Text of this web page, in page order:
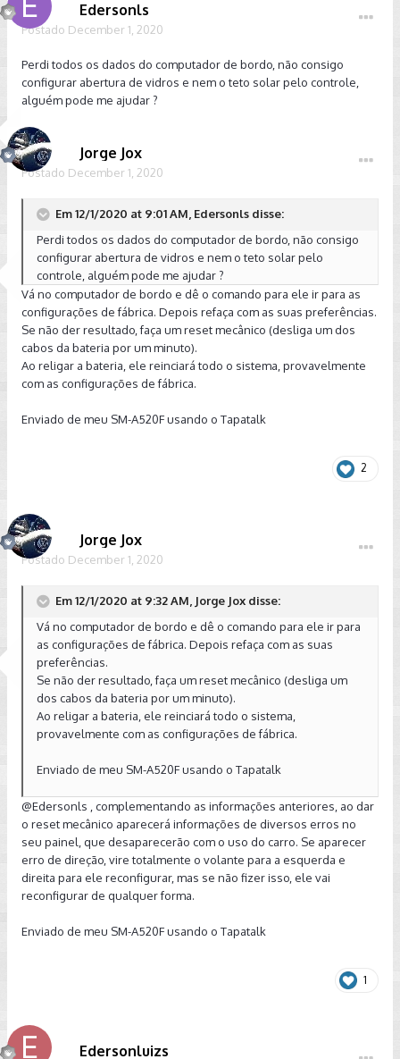
Edersonls
Postado December 1, 2020
Perdi todos os dados do computador de bordo, não consigo
configurar abertura de vidros e nem o teto solar pelo controle,
alguém pode me ajudar ?
Jorge Jox
Postado December 1, 2020
Em 12/1/2020 at 9:01 AM, Edersonls disse:
Perdi todos os dados do computador de bordo, não consigo
configurar abertura de vidros e nem o teto solar pelo
controle, alguém pode me ajudar ?
Vá no computador de bordo e dê o comando para ele ir para as
configurações de fábrica. Depois refaça com as suas preferências.
Se não der resultado, faça um reset mecânico (desliga um dos
cabos da bateria por um minuto).
Ao religar a bateria, ele reinciará todo o sistema, provavelmente
com as configurações de fábrica.
Enviado de meu SM-A520F usando o Tapatalk
2
Jorge Jox
Postado December 1, 2020
Em 12/1/2020 at 9:32 AM, Jorge Jox disse:
Vá no computador de bordo e dê o comando para ele ir para
as configurações de fábrica. Depois refaça com as suas
preferências.
Se não der resultado, faça um reset mecânico (desliga um
dos cabos da bateria por um minuto).
Ao religar a bateria, ele reinciará todo o sistema,
provavelmente com as configurações de fábrica.
Enviado de meu SM-A520F usando o Tapatalk
@Edersonls , complementando as informações anteriores, ao dar
o reset mecânico aparecerá informações de diversos erros no
seu painel, que desaparecerão com o uso do carro. Se aparecer
erro de direção, vire totalmente o volante para a esquerda e
direita para ele reconfigurar, mas se não fizer isso, ele vai
reconfigurar de qualquer forma.
Enviado de meu SM-A520F usando o Tapatalk
1
Edersonluizs